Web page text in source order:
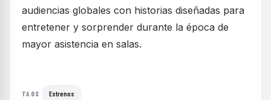
audiencias globales con historias diseñadas para
entretener y sorprender durante la época de
mayor asistencia en salas.
TAGS Estrenos